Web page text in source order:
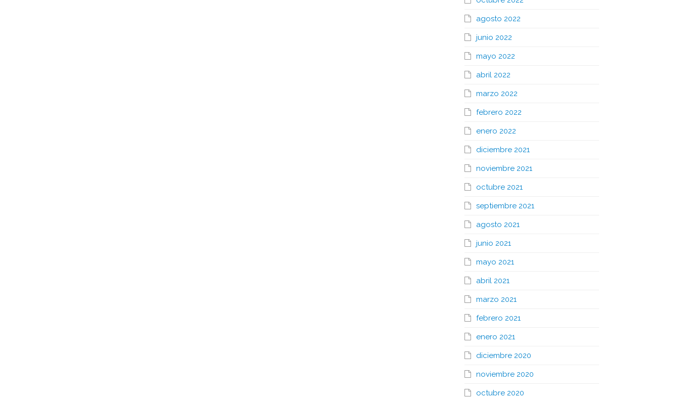
agosto 2022
junio 2022
mayo 2022
abril 2022
marzo 2022
febrero 2022
enero 2022
diciembre 2021
noviembre 2021
octubre 2021
septiembre 2021
agosto 2021
junio 2021
mayo 2021
abril 2021
marzo 2021
febrero 2021
enero 2021
diciembre 2020
noviembre 2020
octubre 2020